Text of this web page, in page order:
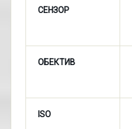
СЕНЗОР
ОБЕКТИВ
ISO